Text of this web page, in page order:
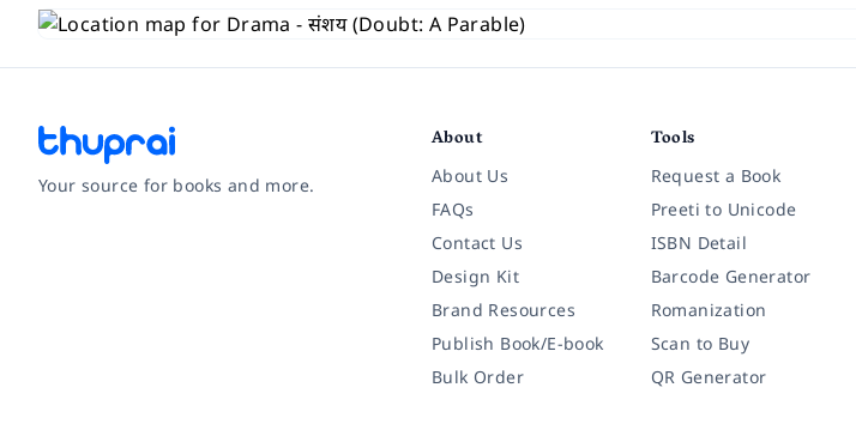
Your source for books and more.
About
About Us
FAQs
Contact Us
Design Kit
Brand Resources
Publish Book/E-book
Bulk Order
Tools
Request a Book
Preeti to Unicode
ISBN Detail
Barcode Generator
Romanization
Scan to Buy
QR Generator